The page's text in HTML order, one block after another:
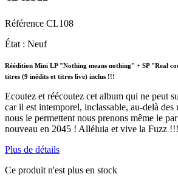
Référence CL108
État : Neuf
Réédition Mini LP "Nothing means nothing" + SP "Real
titres (9 inédits et titres live) inclus !!!
Ecoutez et réécoutez cet album qui ne peut
car il est intemporel, inclassable, au-delà des
nous le permettent nous prenons même le
nouveau en 2045 ! Alléluia et vive la Fuzz !!!
Plus de détails
Ce produit n'est plus en stock